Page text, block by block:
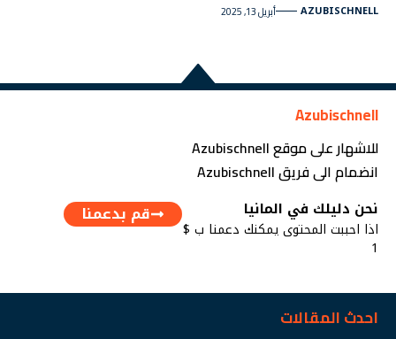
AZUBISCHNELL أبريل 13, 2025
Azubischnell
للاشهار على موقع Azubischnell
انضمام الى فريق Azubischnell
نحن دليلك في المانيا
اذا احببت المحتوى يمكنك دعمنا ب $
1
قم بدعمنا
احدث المقالات